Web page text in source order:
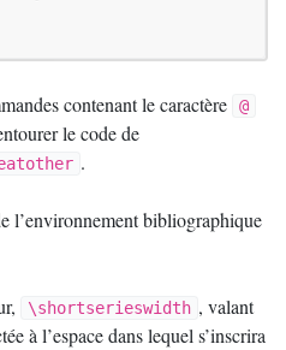
contenant le caractère @
le code de
.
l’environnement bibliographique
\shortserieswidth , valant
à l’espace dans lequel s’inscrira